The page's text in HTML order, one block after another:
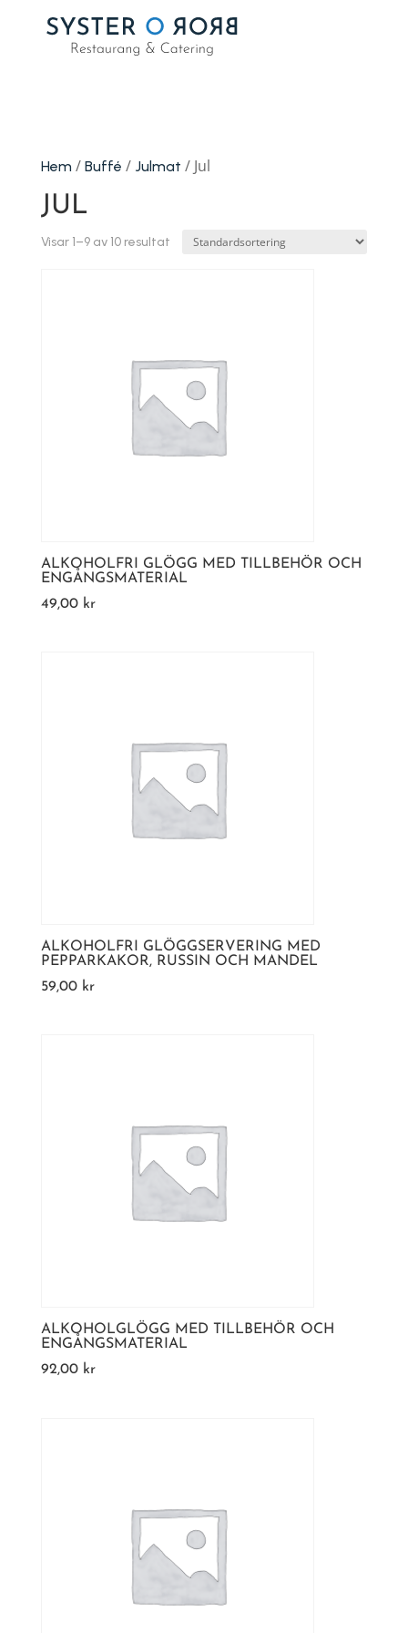
Hem / Buffé / Julmat / Jul
JUL
Visar 1–9 av 10 resultat
ALKOHOLFRI GLÖGG MED TILLBEHÖR OCH
ENGÅNGSMATERIAL
49,00 kr
ALKOHOLFRI GLÖGGSERVERING MED
PEPPARKAKOR, RUSSIN OCH MANDEL
59,00 kr
ALKOHOLGLÖGG MED TILLBEHÖR OCH
ENGÅNGSMATERIAL
92,00 kr